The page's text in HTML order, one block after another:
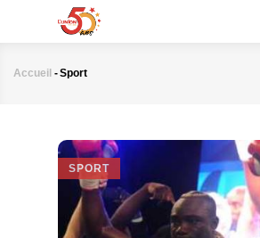
principal
Fil
Accueil -Sport
SPORT